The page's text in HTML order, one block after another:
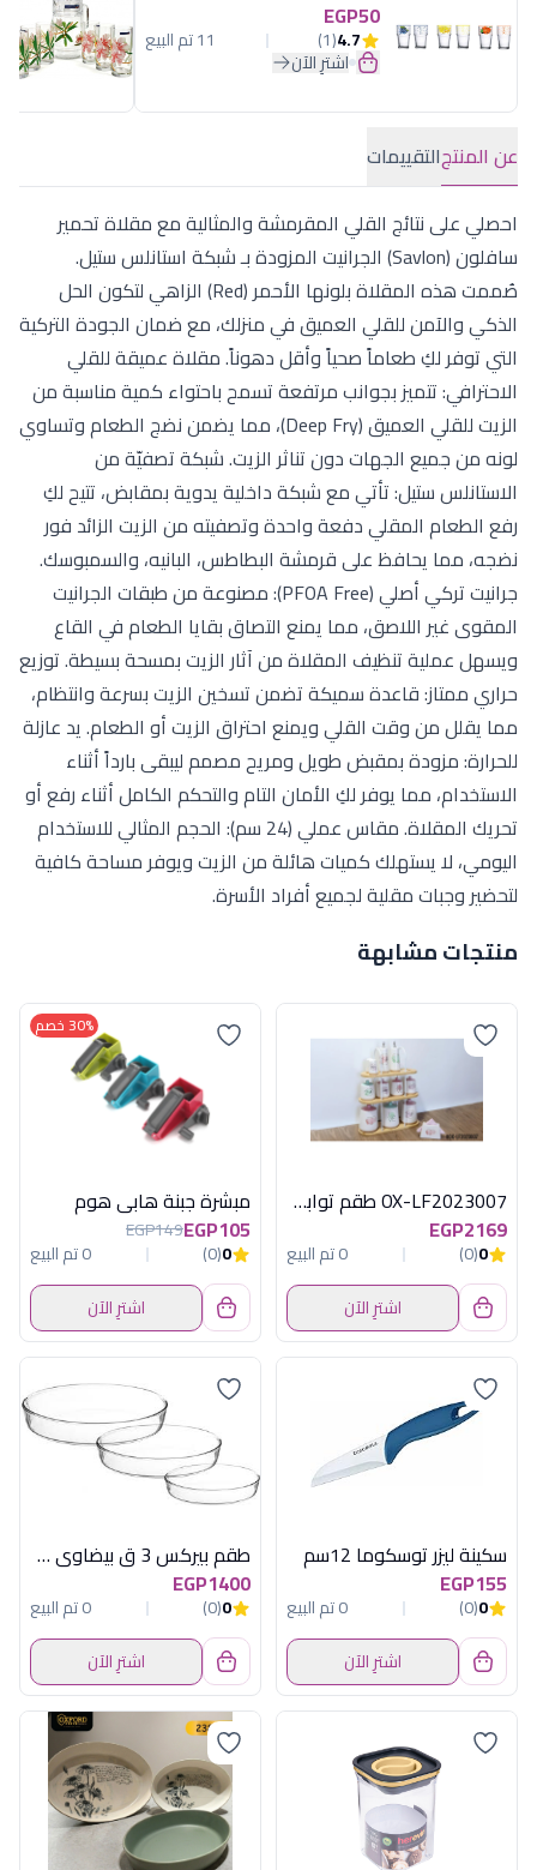
EGP50
4.7
(1) 11 تم البيع
اشترِ الآن
عن المنتجالتقييمات
احصلي على نتائج القلي المقرمشة والمثالية مع مقلاة تحمير
سافلون (Savlon) الجرانيت المزودة بـ شبكة استانلس ستيل.
صُممت هذه المقلاة بلونها الأحمر (Red) الزاهي لتكون الحل
الذكي والآمن للقلي العميق في منزلك، مع ضمان الجودة التركية
التي توفر لكِ طعاماً صحياً وأقل دهوناً. مقلاة عميقة للقلي
الاحترافي: تتميز بجوانب مرتفعة تسمح باحتواء كمية مناسبة من
الزيت للقلي العميق (Deep Fry)، مما يضمن نضج الطعام وتساوي
لونه من جميع الجهات دون تناثر الزيت. شبكة تصفيّة من
الاستانلس ستيل: تأتي مع شبكة داخلية يدوية بمقابض، تتيح لكِ
رفع الطعام المقلي دفعة واحدة وتصفيته من الزيت الزائد فور
نضجه، مما يحافظ على قرمشة البطاطس، البانيه، والسمبوسك.
جرانيت تركي أصلي (PFOA Free): مصنوعة من طبقات الجرانيت
المقوى غير اللاصق، مما يمنع التصاق بقايا الطعام في القاع
ويسهل عملية تنظيف المقلاة من آثار الزيت بمسحة بسيطة. توزيع
حراري ممتاز: قاعدة سميكة تضمن تسخين الزيت بسرعة وانتظام،
مما يقلل من وقت القلي ويمنع احتراق الزيت أو الطعام. يد عازلة
للحرارة: مزودة بمقبض طويل ومريح مصمم ليبقى بارداً أثناء
الاستخدام، مما يوفر لكِ الأمان التام والتحكم الكامل أثناء رفع أو
تحريك المقلاة. مقاس عملي (24 سم): الحجم المثالي للاستخدام
اليومي، لا يستهلك كميات هائلة من الزيت ويوفر مساحة كافية
لتحضير وجبات مقلية لجميع أفراد الأسرة.
منتجات مشابهة
OX-LF2023007 طقم توابل12ق باستانداكسفورد
EGP2169
0
(0)
0 تم البيع
اشترِ الآن
30% خصم
مبشرة جبنة هابى هوم
EGP105
EGP149
0
(0)
0 تم البيع
اشترِ الآن
سكينة ليزر توسكوما 12سم
EGP155
0
(0)
0 تم البيع
اشترِ الآن
طقم بيركس 3 ق بيضاوى فرنساوى
EGP1400
0
(0)
0 تم البيع
اشترِ الآن